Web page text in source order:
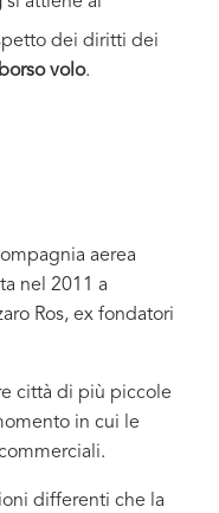
dei diritti dei
volo.
aerea
nel 2011 a
Ros, ex fondatori
città di più piccole
in cui le
differenti che la